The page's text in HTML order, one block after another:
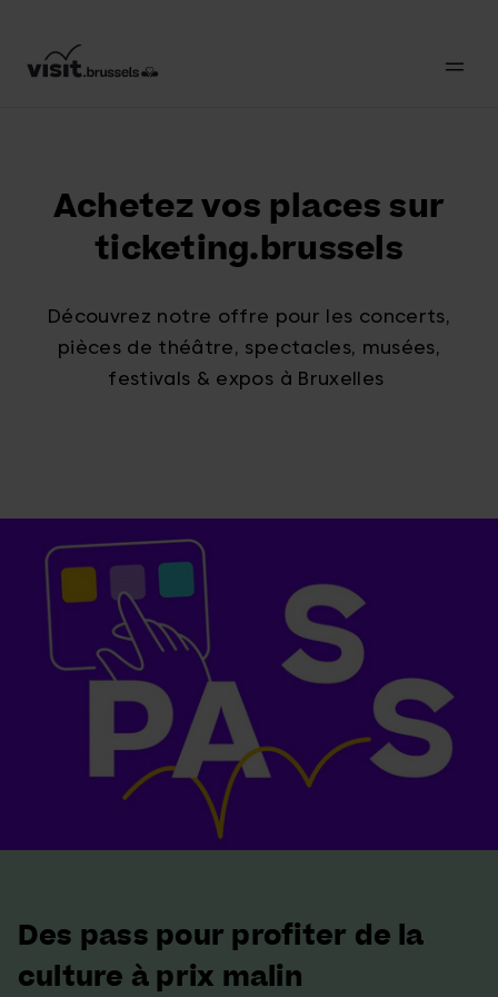
Achetez vos places sur
ticketing.brussels
Découvrez notre offre pour les concerts,
pièces de théâtre, spectacles, musées,
festivals & expos à Bruxelles
Des pass pour profiter de la
culture à prix malin